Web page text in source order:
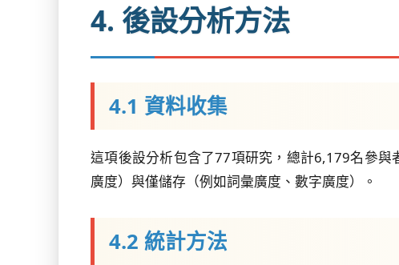
4. 後設分析方法
4.1 資料收集
這項後設分析包含了77項研究，總計6,179名參
廣度）與僅儲存（例如詞彙廣度、數字廣度）。
4.2 統計方法